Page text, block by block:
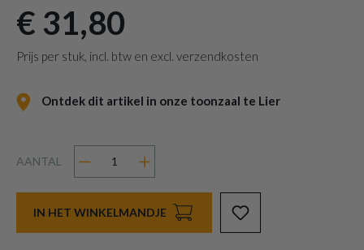
€ 31,80
Prijs per stuk, incl. btw en excl. verzendkosten
Ontdek dit artikel in onze toonzaal te Lier
AANTAL
IN HET WINKELMANDJE